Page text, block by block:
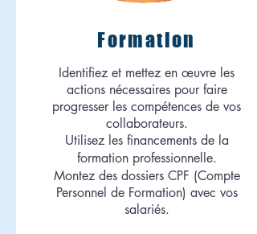
Formation
Identifiez et mettez en œuvre les
actions nécessaires pour faire
progresser les compétences de vos
collaborateurs.
Utilisez les financements de la
formation professionnelle.
Montez des dossiers CPF (Compte
Personnel de Formation) avec vos
salariés.